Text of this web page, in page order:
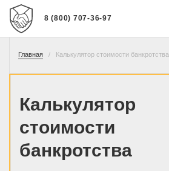
8 (800) 707-36-97
Главная Калькулятор стоимости банкротства
Калькулятор
стоимости
банкротства